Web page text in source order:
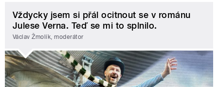
Vždycky jsem si přál ocitnout se v románu
Julese Verna. Teď se mi to splnilo.
Václav Žmolík, moderátor